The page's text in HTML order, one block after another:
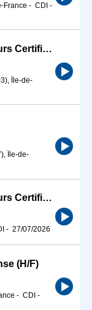
France - CDI -
Directeur de Supermarché - Parcours Certifiant (H/F)
Île-de-
Île-de-
Directeur de Supermarché - Parcours Certifiant (H/F)
- 27/07/2026
(H/F)
- CDI -